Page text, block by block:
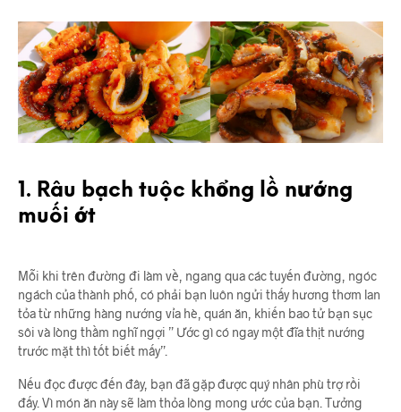
1. Râu bạch tuộc khổng lồ nướng
muối ớt
Mỗi khi trên đường đi làm về, ngang qua các tuyến đường, ngóc
ngách của thành phố, có phải bạn luôn ngửi thấy hương thơm lan
tỏa từ những hàng nướng vỉa hè, quán ăn, khiến bao tử bạn sục
sôi và lòng thầm nghĩ ngợi ” Ước gì có ngay một đĩa thịt nướng
trước mặt thì tốt biết mấy”.
Nếu đọc được đến đây, bạn đã gặp được quý nhân phù trợ rồi
đấy. Vì món ăn này sẽ làm thỏa lòng mong ước của bạn. Tưởng